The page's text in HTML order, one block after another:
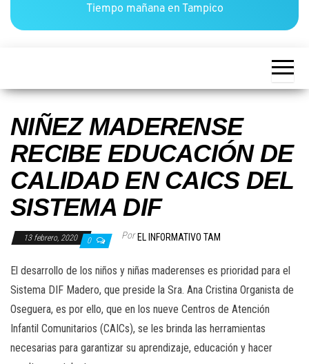
Tiempo mañana en Tampico
NIÑEZ MADERENSE
RECIBE EDUCACIÓN DE
CALIDAD EN CAICS DEL
SISTEMA DIF
13 febrero, 2020 0 Por EL INFORMATIVO TAM
El desarrollo de los niños y niñas maderenses es prioridad para el
Sistema DIF Madero, que preside la Sra. Ana Cristina Organista de
Oseguera, es por ello, que en los nueve Centros de Atención
Infantil Comunitarios (CAICs), se les brinda las herramientas
necesarias para garantizar su aprendizaje, educación y hacer